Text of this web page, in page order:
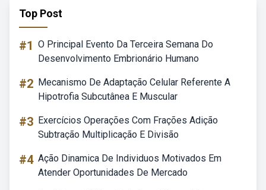
Top Post
#1 O Principal Evento Da Terceira Semana Do
Desenvolvimento Embrionário Humano
#2 Mecanismo De Adaptação Celular Referente A
Hipotrofia Subcutânea E Muscular
#3 Exercícios Operações Com Frações Adição
Subtração Multiplicação E Divisão
#4 Ação Dinamica De Individuos Motivados Em
Atender Oportunidades De Mercado